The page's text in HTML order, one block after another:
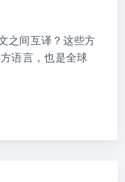
之间互译？这些方
语言，也是全球